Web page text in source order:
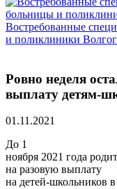
Востребованные
и поликлиники
Ровно неделя
выплату детям-
01.11.2021
До 1
ноября 2021 года
на разовую выплату
на детей-школьников